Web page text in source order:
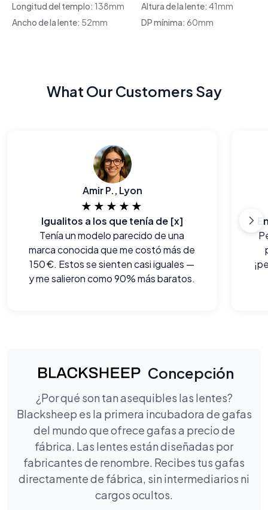
Longitud del templo: 138mm Altura de la lente: 41mm
Ancho de la lente: 52mm DP mínima: 60mm
What Our Customers Say
Amir P., Lyon
★★★★★
Igualitos a los que tenía de [x]
Tenía un modelo parecido de una
marca conocida que me costó más de
150 €. Estos se sienten casi iguales —
y me salieron como 90% más baratos.
Concepción
¿Por qué son tan asequibles las lentes?
Blacksheep es la primera incubadora de gafas
del mundo que ofrece gafas a precio de
fábrica. Las lentes están diseñadas por
fabricantes de renombre. Recibes tus gafas
directamente de fábrica, sin intermediarios ni
cargos ocultos.